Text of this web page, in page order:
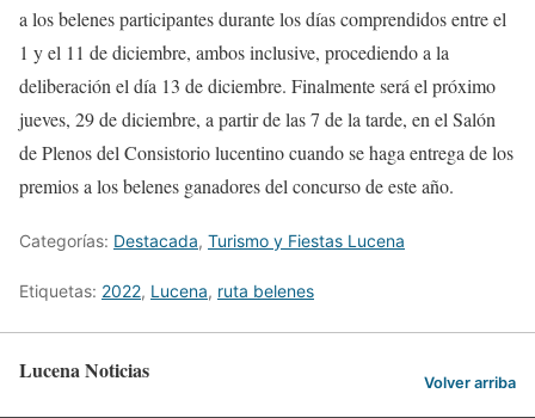
a los belenes participantes durante los días comprendidos entre el
1 y el 11 de diciembre, ambos inclusive, procediendo a la
deliberación el día 13 de diciembre. Finalmente será el próximo
jueves, 29 de diciembre, a partir de las 7 de la tarde, en el Salón
de Plenos del Consistorio lucentino cuando se haga entrega de los
premios a los belenes ganadores del concurso de este año.
Categorías: Destacada, Turismo y Fiestas Lucena
Etiquetas: 2022, Lucena, ruta belenes
Lucena Noticias Volver arriba